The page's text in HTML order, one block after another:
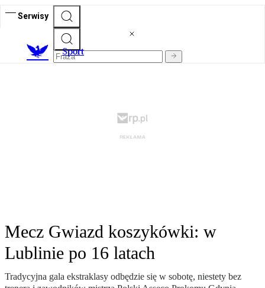
Serwisy
Sport
Mecz Gwiazd koszykówki: w
Lublinie po 16 latach
Tradycyjna gala ekstraklasy odbędzie się w sobotę, niestety bez